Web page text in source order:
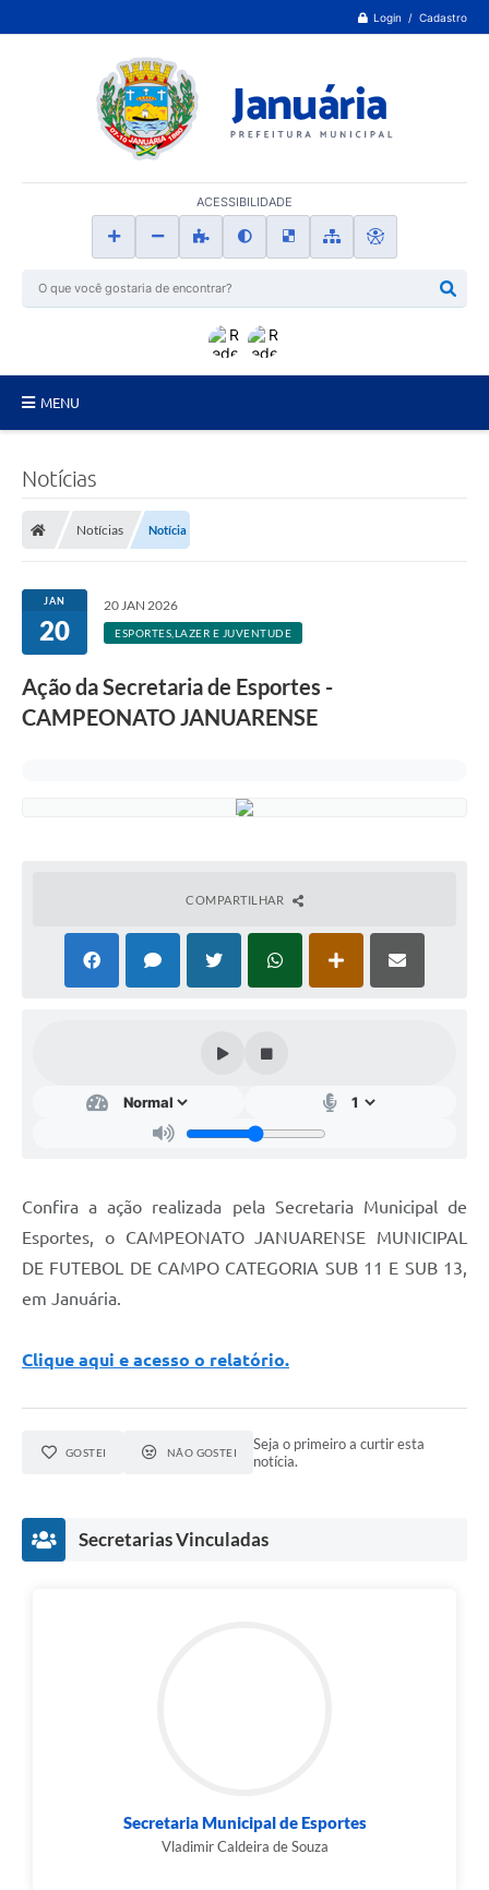
Login / Cadastro
ACESSIBILIDADE
MENU
Secretarias
Tributos
Contratos
Ouvidoria
Galeria de Vídeos
Diário Oficial
Links
Serviços Online
Fotos - Eventos Oficiais
Notícias
Notícias Notícia
JAN
20
20 JAN 2026
ESPORTES,LAZER E JUVENTUDE
Ação da Secretaria de Esportes -
CAMPEONATO JANUARENSE
COMPARTILHAR
Confira a ação realizada pela Secretaria Municipal de
Esportes, o CAMPEONATO JANUARENSE MUNICIPAL
DE FUTEBOL DE CAMPO CATEGORIA SUB 11 E SUB 13,
em Januária.
Clique aqui e acesso o relatório.
GOSTEI NÃO GOSTEI
Seja o primeiro a curtir esta
notícia.
Secretarias Vinculadas
Secretaria Municipal de Esportes
Vladimir Caldeira de Souza